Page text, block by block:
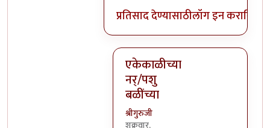
प्रतिसाद देण्यासाठीलॉग इन कराकिंवा
एकेकाळीच्या
नर्/पशु
बळींच्या
श्रीगुरुजी